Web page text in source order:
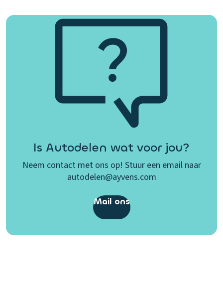
Is Autodelen wat voor jou?
Neem contact met ons op! Stuur een email naar
autodelen@ayvens.com
Mail ons